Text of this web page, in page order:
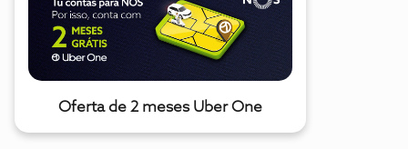
Oferta de 2 meses Uber One